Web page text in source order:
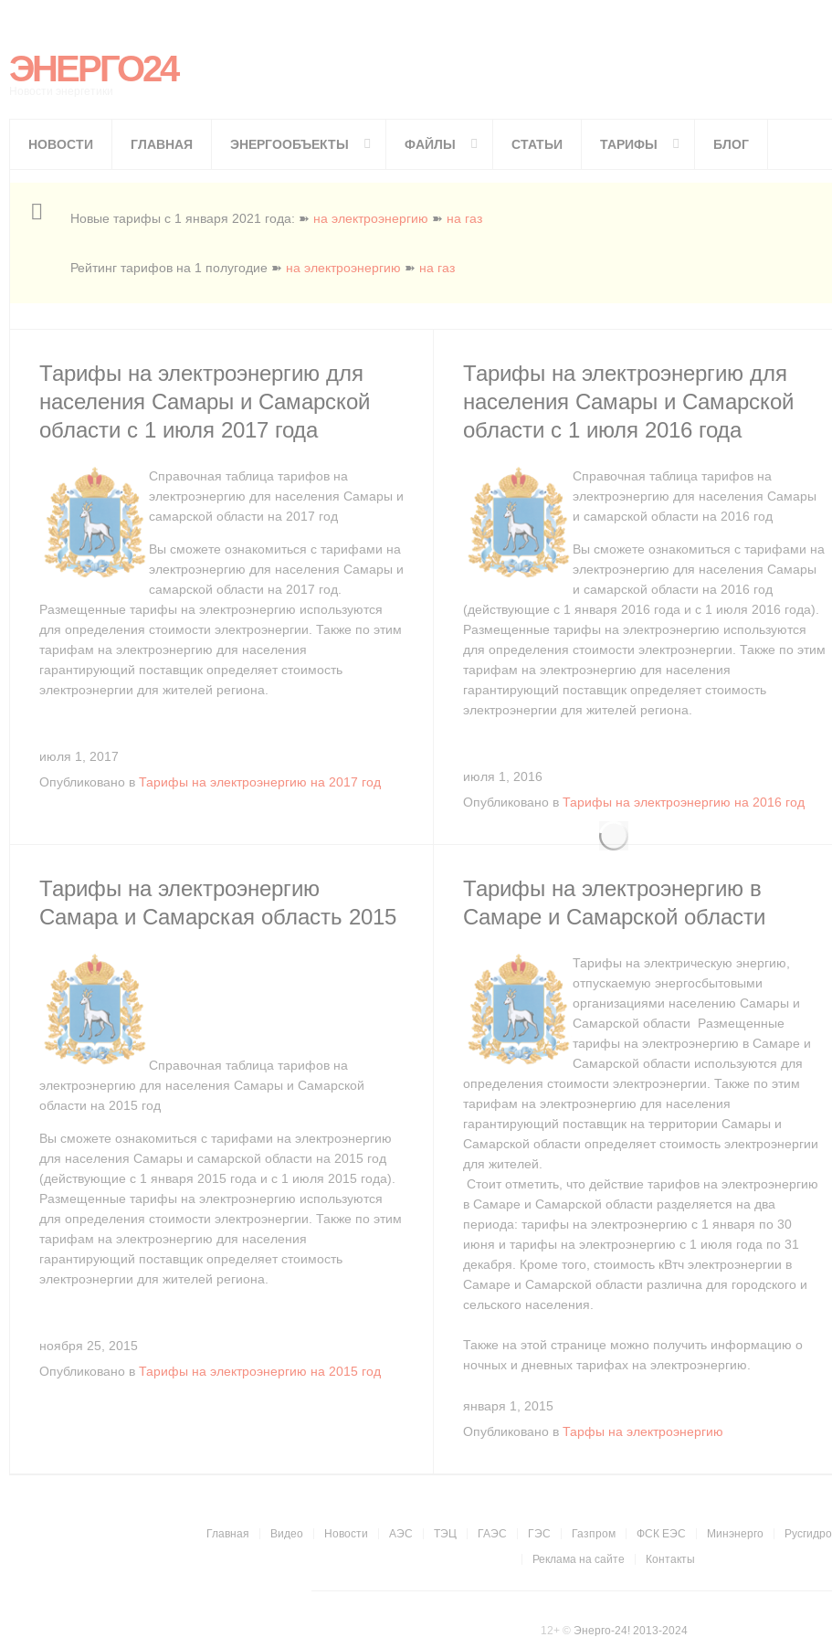
ЭНЕРГО24
НОВОСТИ ГЛАВНАЯ ЭНЕРГООБЪЕКТЫ ФАЙЛЫ СТАТЬИ ТАРИФЫ БЛОГ
Новые тарифы с 1 января 2021 года: ➽ на электроэнергию ➽ на газ
Рейтинг тарифов на 1 полугодие ➽ на электроэнергию ➽ на газ
Тарифы на электроэнергию для
населения Самары и Самарской
области с 1 июля 2017 года
Справочная таблица тарифов на
электроэнергию для населения Самары и
самарской области на 2017 год
Вы сможете ознакомиться с тарифами на
электроэнергию для населения Самары и
самарской области на 2017 год.
Размещенные тарифы на электроэнергию используются
для определения стоимости электроэнергии. Также по этим
тарифам на электроэнергию для населения
гарантирующий поставщик определяет стоимость
электроэнергии для жителей региона.
июля 1, 2017
Опубликовано в Тарифы на электроэнергию на 2017 год
Тарифы на электроэнергию для
населения Самары и Самарской
области с 1 июля 2016 года
Справочная таблица тарифов на
электроэнергию для населения Самары
и самарской области на 2016 год
Вы сможете ознакомиться с тарифами на
электроэнергию для населения Самары
и самарской области на 2016 год
(действующие с 1 января 2016 года и с 1 июля 2016 года).
Размещенные тарифы на электроэнергию используются
для определения стоимости электроэнергии. Также по этим
тарифам на электроэнергию для населения
гарантирующий поставщик определяет стоимость
электроэнергии для жителей региона.
июля 1, 2016
Опубликовано в Тарифы на электроэнергию на 2016 год
Тарифы на электроэнергию
Самара и Самарская область 2015
Справочная таблица тарифов на
электроэнергию для населения Самары и Самарской
области на 2015 год
Вы сможете ознакомиться с тарифами на электроэнергию
для населения Самары и самарской области на 2015 год
(действующие с 1 января 2015 года и с 1 июля 2015 года).
Размещенные тарифы на электроэнергию используются
для определения стоимости электроэнергии. Также по этим
тарифам на электроэнергию для населения
гарантирующий поставщик определяет стоимость
электроэнергии для жителей региона.
ноября 25, 2015
Опубликовано в Тарифы на электроэнергию на 2015 год
Тарифы на электроэнергию в
Самаре и Самарской области
Тарифы на электрическую энергию,
отпускаемую энергосбытовыми
организациями населению Самары и
Самарской области Размещенные
тарифы на электроэнергию в Самаре и
Самарской области используются для
определения стоимости электроэнергии. Также по этим
тарифам на электроэнергию для населения
гарантирующий поставщик на территории Самары и
Самарской области определяет стоимость электроэнергии
для жителей.
Стоит отметить, что действие тарифов на электроэнергию
в Самаре и Самарской области разделяется на два
периода: тарифы на электроэнергию с 1 января по 30
июня и тарифы на электроэнергию с 1 июля года по 31
декабря. Кроме того, стоимость кВтч электроэнергии в
Самаре и Самарской области различна для городского и
сельского населения.
Также на этой странице можно получить информацию о
ночных и дневных тарифах на электроэнергию.
января 1, 2015
Опубликовано в Тарфы на электроэнергию
Главная Видео Новости АЭС ТЭЦ ГАЭС ГЭС Газпром ФСК ЕЭС Минэнерго Русгидро
Реклама на сайте
Контакты
12+ © Энерго-24! 2013-2024